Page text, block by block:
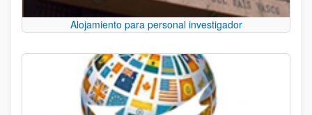
Alojamiento para personal investigador